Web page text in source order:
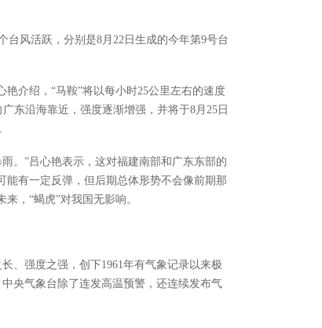
风活跃，分别是8月22日生成的今年第9号台
介绍，“马鞍”将以每小时25公里左右的速度
东沿海靠近，强度逐渐增强，并将于8月25日
。”吕心艳表示，这对福建南部和广东东部的
能有一定反弹，但后期总体形势不会像前期那
，“蝎虎”对我国无影响。
、强度之强，创下1961年有气象记录以来极
央气象台除了连发高温预警，还连续发布气